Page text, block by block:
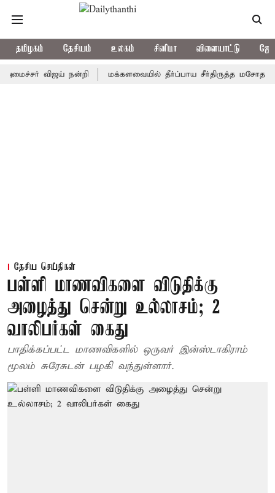
தமிழகம் தேசியம் உலகம் சினிமா விளையாட்டு
விஜய் நன்றி மக்களவையில் தீர்ப்பாய சீர்திருத்த மசோதா
தேசிய செய்திகள்
பள்ளி மாணவிகளை விடுதிக்கு
அழைத்து சென்று உல்லாசம்; 2
வாலிபர்கள் கைது
பாதிக்கப்பட்ட மாணவிகளில் ஒருவர் இன்ஸ்டாகிராம்
மூலம் சுரேசுடன் பழகி வந்துள்ளார்.